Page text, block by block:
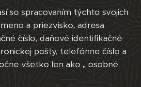
so spracovaním týchto svojich
a priezvisko, adresa
číslo, daňové identifikačné
pošty, telefónne číslo a
všetko len ako „ osobné